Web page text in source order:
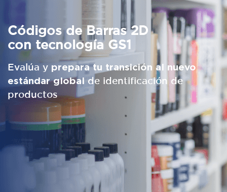
Códigos de Barras 2D
con tecnología GS1
Evalúa y prepara tu transición al nuevo
estándar global de identificación de
productos